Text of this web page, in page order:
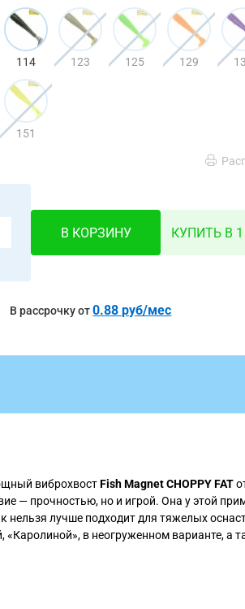
114 123 125 129
151
В КОРЗИНУ КУПИТЬ В
В рассрочку от0.88 руб/мес
виброхвостFish Magnet CHOPPY FAT
— прочностью, но и игрой. Она у этой
нельзя лучше подходит для тяжелых
«Каролиной», в неогруженном варианте, а